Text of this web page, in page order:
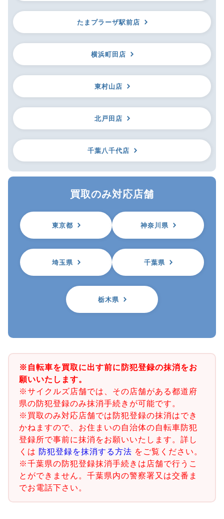
たまプラーザ駅前店
横浜町田店
東村山店
北戸田店
千葉八千代店
買取のみ対応店舗
東京都 神奈川県
埼玉県 千葉県
栃木県
※自転車を買取に出す前に防犯登録の抹消をお
願いいたします。
※サイクルズ店舗では、その店舗がある都道府
県の防犯登録のみ抹消手続きが可能です。
※買取のみ対応店舗では防犯登録の抹消はでき
かねますので、お住まいの自治体の自転車防犯
登録所で事前に抹消をお願いいたします。詳し
くは 防犯登録を抹消する方法 をご覧ください。
※千葉県の防犯登録抹消手続きは店舗で行うこ
とができません。千葉県内の警察署又は交番ま
でお電話下さい。